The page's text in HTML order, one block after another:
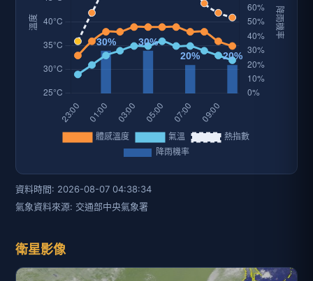
資料時間: 2026-08-07 04:38:34
氣象資料來源: 交通部中央氣象署
衛星影像